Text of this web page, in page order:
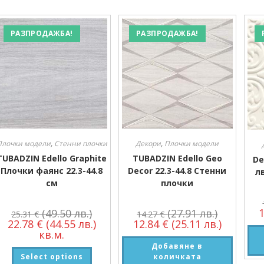
РАЗПРОДАЖБА!
модели, Стенни плочки
Edello Graphite
Плочки фаянс 22.3-44.8
см
25.31€ (49.50 лв.)
22.78 € (44.55 лв.)
кв.м.
Select options
РАЗПРОДАЖБА!
Декори, Плочки модели
TUBADZIN Edello Geo
Decor 22.3-44.8 Стенни
плочки
14.27€ (27.91 лв.)
12.84 € (25.11 лв.)
Добавяне в
количката